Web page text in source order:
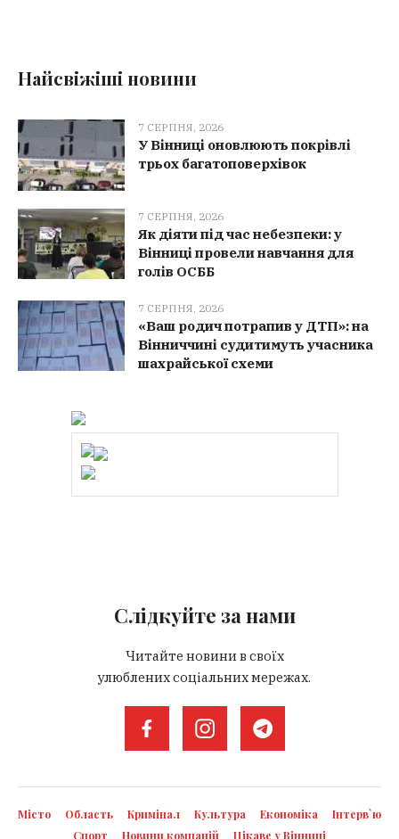
Найсвіжіші новини
7 СЕРПНЯ, 2026
У Вінниці оновлюють покрівлі
трьох багатоповерхівок
7 СЕРПНЯ, 2026
Як діяти під час небезпеки: у
Вінниці провели навчання для
голів ОСББ
7 СЕРПНЯ, 2026
«Ваш родич потрапив у ДТП»: на
Вінниччині судитимуть учасника
шахрайської схеми
Слідкуйте за нами
Читайте новини в своїх
улюблених соціальних мережах.
Місто Область Кримінал Культура Економіка
Інтерв`ю
Спорт
Новини компаній Цікаве у Вінниці